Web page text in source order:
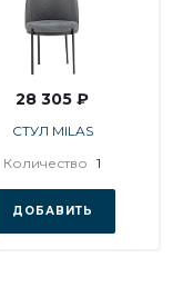
28 305 ₽
СТУЛ MILAS
Количество 1
ДОБАВИТЬ